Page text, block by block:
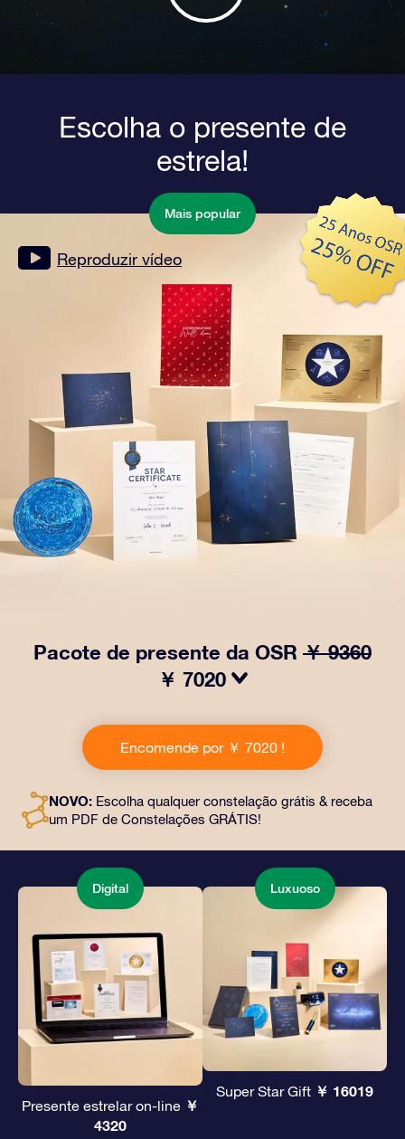
Escolha o presente de
estrela!
Mais popular
Reproduzir vídeo
Pacote de presente da OSR ￥ 9360
￥ 7020
da OSR! Esse presente inclui um lindo envelope e
documentos personalizados enviados para um
endereço de sua escolha, além de documentos digitais
mágica de oferecer um presente eterno a amigos e
entes queridos.
Encomende por ￥ 7020 !
NOVO: Escolha qualquer constelação grátis & receba
um PDF de Constelações GRÁTIS!
Digital
Presente estrelar on-line ￥
4320
Luxuoso
Super Star Gift ￥ 16019